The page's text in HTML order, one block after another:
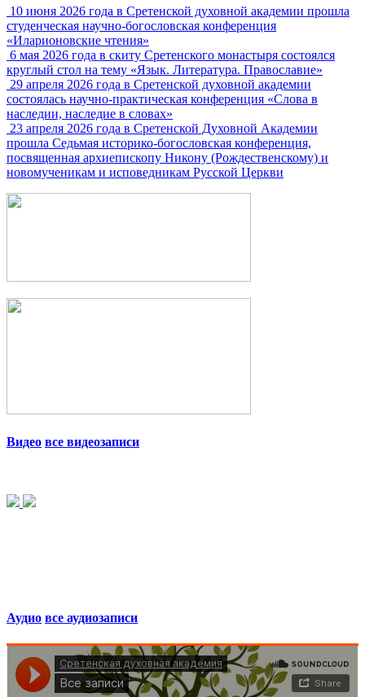
10 июня 2026 года в Сретенской духовной академии прошла
студенческая научно-богословская конференция
«Иларионовские чтения»
6 мая 2026 года в скиту Сретенского монастыря состоялся
круглый стол на тему «Язык. Литература. Православие»
29 апреля 2026 года в Сретенской духовной академии
состоялась научно-практическая конференция «Слова в
наследии, наследие в словах»
23 апреля 2026 года в Сретенской Духовной Академии
прошла Седьмая историко-богословская конференция,
посвященная архиепископу Никону (Рождественскому) и
новомученикам и исповедникам Русской Церкви
Видео все видеозаписи
Аудио все аудиозаписи